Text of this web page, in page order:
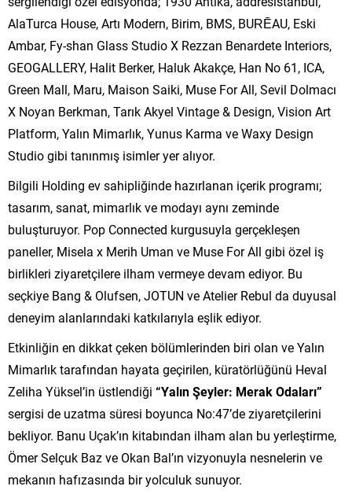
AlaTurca House, Artı Modern, Birim, BMS, BURĒAU, Eski
Ambar, Fy-shan Glass Studio X Rezzan Benardete Interiors,
GEOGALLERY, Halit Berker, Haluk Akakçe, Han No 61, ICA,
Green Mall, Maru, Maison Saiki, Muse For All, Sevil Dolmacı
X Noyan Berkman, Tarık Akyel Vintage & Design, Vision Art
Platform, Yalın Mimarlık, Yunus Karma ve Waxy Design
Studio gibi tanınmış isimler yer alıyor.
Bilgili Holding ev sahipliğinde hazırlanan içerik programı;
tasarım, sanat, mimarlık ve modayı aynı zeminde
buluşturuyor. Pop Connected kurgusuyla gerçekleşen
paneller, Misela x Merih Uman ve Muse For All gibi özel iş
birlikleri ziyaretçilere ilham vermeye devam ediyor. Bu
seçkiye Bang & Olufsen, JOTUN ve Atelier Rebul da duyusal
deneyim alanlarındaki katkılarıyla eşlik ediyor.
Etkinliğin en dikkat çeken bölümlerinden biri olan ve Yalın
Mimarlık tarafından hayata geçirilen, küratörlüğünü Heval
Zeliha Yüksel’in üstlendiği “Yalın Şeyler: Merak Odaları”
sergisi de uzatma süresi boyunca No:47’de ziyaretçilerini
bekliyor. Banu Uçak’ın kitabından ilham alan bu yerleştirme,
Ömer Selçuk Baz ve Okan Bal’ın vizyonuyla nesnelerin ve
mekanın hafızasında bir yolculuk sunuyor.